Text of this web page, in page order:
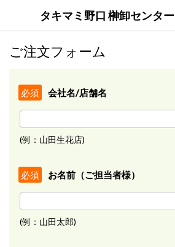
タキマミ野口 榊卸センター
ご注文フォーム
会社名/店舗名
必須
(例：山田生花店)
お名前（ご担当者様）
必須
(例：山田太郎)